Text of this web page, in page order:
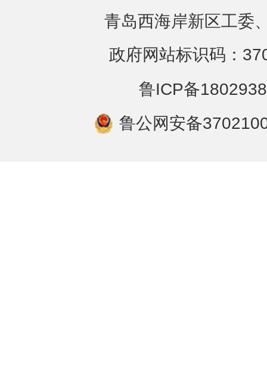
青岛西海岸新区工委
政府网站标识码：
鲁ICP备
鲁公网安备